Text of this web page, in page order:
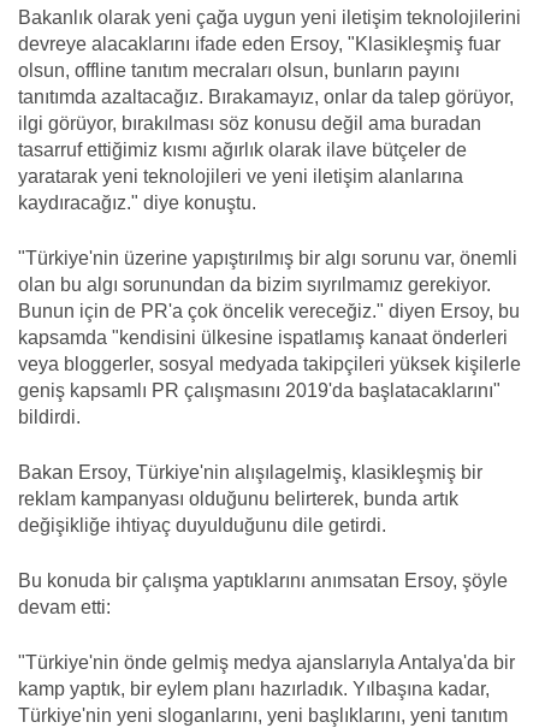
Bakanlık olarak yeni çağa uygun yeni iletişim teknolojilerini
devreye alacaklarını ifade eden Ersoy, "Klasikleşmiş fuar
olsun, offline tanıtım mecraları olsun, bunların payını
tanıtımda azaltacağız. Bırakamayız, onlar da talep görüyor,
ilgi görüyor, bırakılması söz konusu değil ama buradan
tasarruf ettiğimiz kısmı ağırlık olarak ilave bütçeler de
yaratarak yeni teknolojileri ve yeni iletişim alanlarına
kaydıracağız." diye konuştu.
"Türkiye'nin üzerine yapıştırılmış bir algı sorunu var, önemli
olan bu algı sorunundan da bizim sıyrılmamız gerekiyor.
Bunun için de PR'a çok öncelik vereceğiz." diyen Ersoy, bu
kapsamda "kendisini ülkesine ispatlamış kanaat önderleri
veya bloggerler, sosyal medyada takipçileri yüksek kişilerle
geniş kapsamlı PR çalışmasını 2019'da başlatacaklarını"
bildirdi.
Bakan Ersoy, Türkiye'nin alışılagelmiş, klasikleşmiş bir
reklam kampanyası olduğunu belirterek, bunda artık
değişikliğe ihtiyaç duyulduğunu dile getirdi.
Bu konuda bir çalışma yaptıklarını anımsatan Ersoy, şöyle
devam etti:
"Türkiye'nin önde gelmiş medya ajanslarıyla Antalya'da bir
kamp yaptık, bir eylem planı hazırladık. Yılbaşına kadar,
Türkiye'nin yeni sloganlarını, yeni başlıklarını, yeni tanıtım